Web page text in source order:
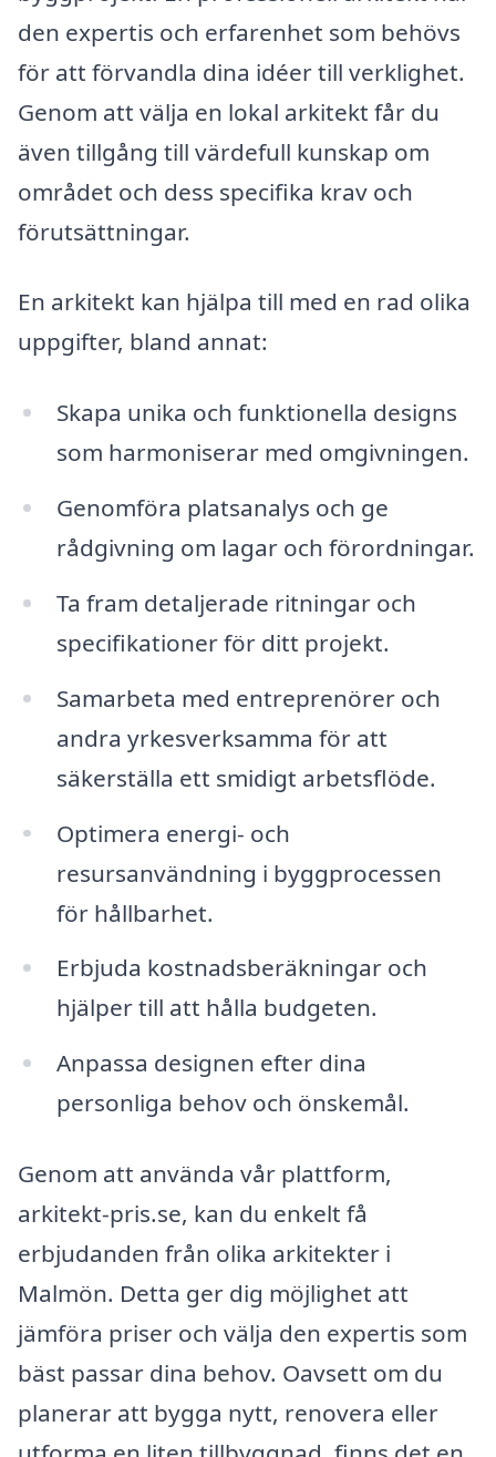
den expertis och erfarenhet som behövs
för att förvandla dina idéer till verklighet.
Genom att välja en lokal arkitekt får du
även tillgång till värdefull kunskap om
området och dess specifika krav och
förutsättningar.
En arkitekt kan hjälpa till med en rad olika
uppgifter, bland annat:
Skapa unika och funktionella designs
som harmoniserar med omgivningen.
Genomföra platsanalys och ge
rådgivning om lagar och förordningar.
Ta fram detaljerade ritningar och
specifikationer för ditt projekt.
Samarbeta med entreprenörer och
andra yrkesverksamma för att
säkerställa ett smidigt arbetsflöde.
Optimera energi- och
resursanvändning i byggprocessen
för hållbarhet.
Erbjuda kostnadsberäkningar och
hjälper till att hålla budgeten.
Anpassa designen efter dina
personliga behov och önskemål.
Genom att använda vår plattform,
arkitekt-pris.se, kan du enkelt få
erbjudanden från olika arkitekter i
Malmön. Detta ger dig möjlighet att
jämföra priser och välja den expertis som
bäst passar dina behov. Oavsett om du
planerar att bygga nytt, renovera eller